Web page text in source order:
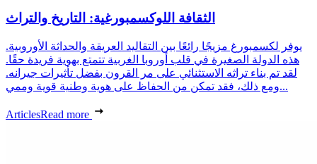
الثقافة اللوكسمبورغية: التاريخ والتراث
يوفر لكسمبورغ مزيجًا رائعًا بين التقاليد العريقة والحداثة الأوروبية.
هذه الدولة الصغيرة في قلب أوروبا الغربية تتمتع بهوية فريدة حقًا.
لقد تم بناء تراثه الاستثنائي على مر القرون بفضل تأثيرات جيرانه.
ومع ذلك، فقد تمكن من الحفاظ على هوية وطنية قوية وممي...
ArticlesRead more